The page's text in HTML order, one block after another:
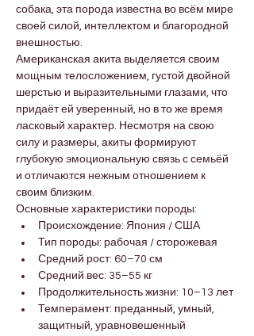
собака, эта порода известна во всём мире
своей силой, интеллектом и благородной
внешностью.
Американская акита выделяется своим
мощным телосложением, густой двойной
шерстью и выразительными глазами, что
придаёт ей уверенный, но в то же время
ласковый характер. Несмотря на свою
силу и размеры, акиты формируют
глубокую эмоциональную связь с семьёй
и отличаются нежным отношением к
своим близким.
Основные характеристики породы:
Происхождение: Япония / США
Тип породы: рабочая / сторожевая
Средний рост: 60–70 см
Средний вес: 35–55 кг
Продолжительность жизни: 10–13 лет
Темперамент: преданный, умный,
защитный, уравновешенный